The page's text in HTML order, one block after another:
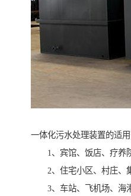
一体化污水处理装置的适
1、宾馆、饭店、疗养院
2、住宅小区、村庄、集
3、车站、飞机场、海港